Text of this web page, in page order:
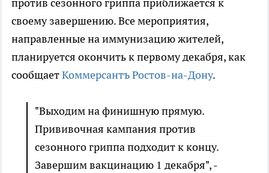
против сезонного гриппа приближается к
своему завершению. Все мероприятия,
направленные на иммунизацию жителей,
планируется окончить к первому декабря, как
сообщаетКоммерсантъ Ростов-на-Дону.
"Выходим на финишную прямую.
Прививочная кампания против
сезонного гриппа подходит к концу.
Завершим вакцинацию 1 декабря", -